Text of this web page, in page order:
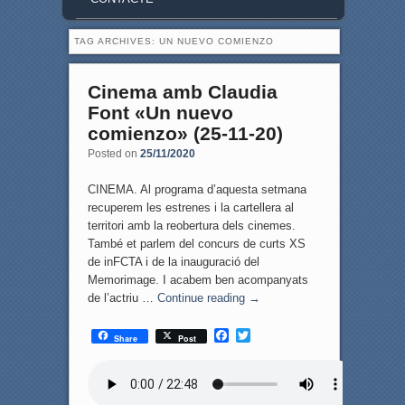
TAG ARCHIVES: UN NUEVO COMIENZO
Cinema amb Claudia
Font «Un nuevo
comienzo» (25-11-20)
Posted on 25/11/2020
CINEMA. Al programa d’aquesta setmana
recuperem les estrenes i la cartellera al
territori amb la reobertura dels cinemes.
També et parlem del concurs de curts XS
de inFCTA i de la inauguració del
Memorimage. I acabem ben acompanyats
de l’actriu … Continue reading →
Share Post
F
T